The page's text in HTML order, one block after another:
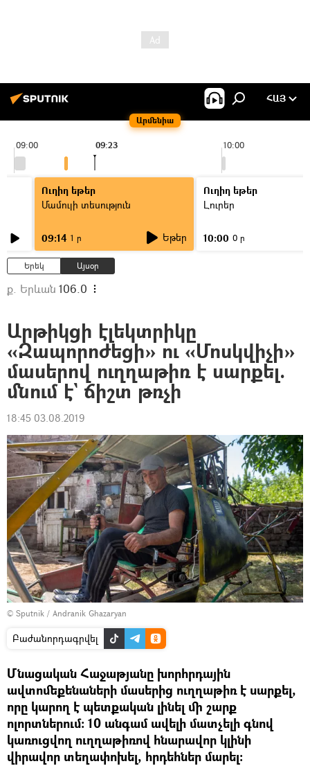
Արմենիա
ՀԱՅ
09:00 10:00
09:23
Ուղիղ եթեր
Մամուլի տեսություն
09:14 1 ր Եթեր
Ուղիղ եթեր
Լուրեր
10:00 0 ր
Երեկ Այսօր
ք. Երևան 106.0
Արթիկցի էլեկտրիկը
«Զապորոժեցի» ու «Մոսկվիչի»
մասերով ուղղաթիռ է սարքել.
մնում է` ճիշտ թռչի
18:45 03.08.2019
© Sputnik / Andranik Ghazaryan
Բաժանորդագրվել
Մնացական Հաջաթյանը խորհրդային
ավտոմեքենաների մասերից ուղղաթիռ է սարքել,
որը կարող է պետքական լինել մի շարք
ոլորտներում։ 10 անգամ ավելի մատչելի գնով
կառուցվող ուղղաթիռով հնարավոր կլինի
վիրավոր տեղափոխել, հրդեհներ մարել։